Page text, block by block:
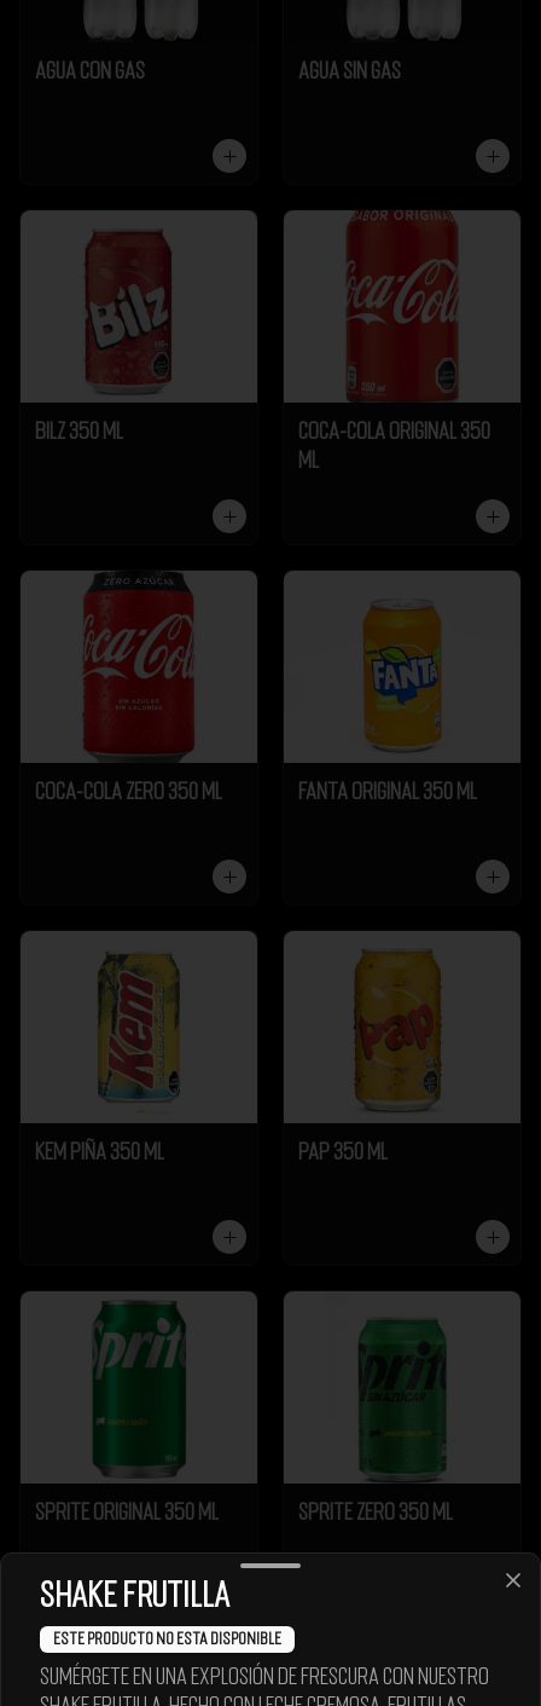
Agua Con Gas Agua Sin Gas
Bilz 350 ml
Coca-Cola Original 350
ml
Coca-Cola Zero 350 ml Fanta Original 350 ml
Kem Piña 350 ml Pap 350 ml
Sprite Original 350 ml Sprite Zero 350 ml
Shake Frutilla
Este producto no esta disponible
Sumérgete en una explosión de frescura con nuestro